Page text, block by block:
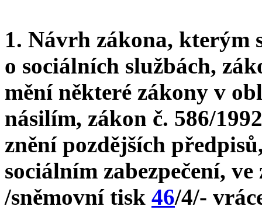
1. Návrh zákona, kterým
o sociálních službách,
mění některé zákony v
násilím, zákon č. 586/
znění pozdějších
sociálním zabezpečení,
/sněmovní tisk 46/4/-